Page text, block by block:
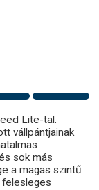
Lite-tal.
vállpántjainak
sok más
a magas szintű
felesleges